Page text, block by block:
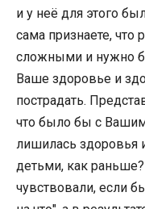
и у неё для этого
сама признаете,
сложными и нужно
Ваше здоровье и
пострадать.
что было бы с
лишилась здоровья
детьми, как
чувствовали, если